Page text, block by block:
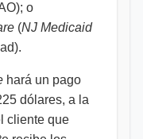
o
(NJ Medicaid
hará un pago
dólares, a la
cliente que